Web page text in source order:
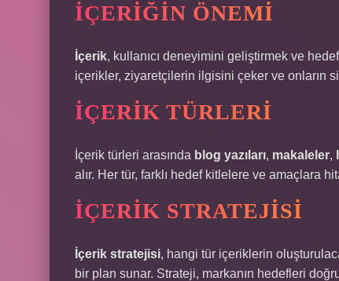
İÇERIĞIN ÖNEMI
İçerik, kullanıcı deneyimini geliştirmek ve
içerikler, ziyaretçilerin ilgisini çeker ve onların
İÇERIK TÜRLERI
İçerik türleri arasında blog yazıları, makaleler,
alır. Her tür, farklı hedef kitlelere ve amaçlara
İÇERIK STRATEJISI
İçerik stratejisi, hangi tür içeriklerin
bir plan sunar. Strateji, markanın hedefleri